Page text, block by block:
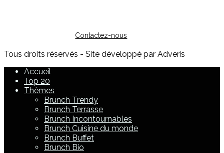
Contactez-nous
Tous droits réservés - Site développé par Adveris
Accueil
Top 20
Thèmes
Brunch Trendy
Brunch Terrasse
Brunch Incontournables
Brunch Cuisine du monde
Brunch Buffet
Brunch Bio